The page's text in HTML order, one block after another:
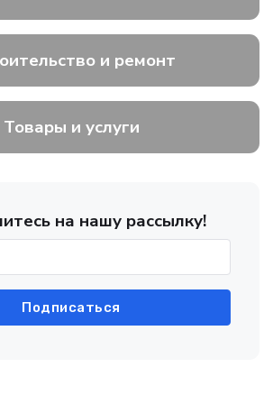
и ремонт
Товары и услуги
на нашу рассылку!
Подписаться